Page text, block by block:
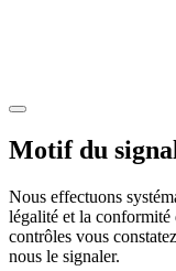
Motif du
Nous effectuons
légalité et la conformité
contrôles vous
nous le signaler.